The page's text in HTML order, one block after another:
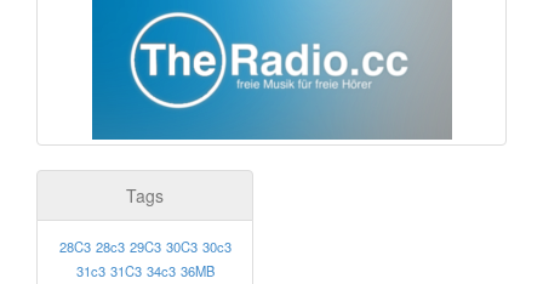
Tags
28C3 28c3 29C3 30C3 30c3
31c3 31C3 34c3 36MB